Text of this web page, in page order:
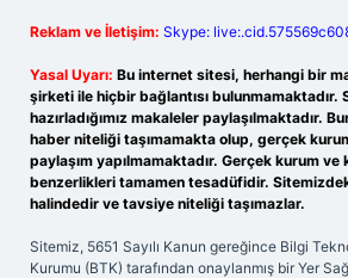
Reklam ve İletişim: Skype:
Yasal Uyarı: Bu internet sitesi, herhangi bir
şirketi ile hiçbir bağlantısı bulunmamaktadır.
hazırladığımız makaleler paylaşılmaktadır.
haber niteliği taşımamakta olup, gerçek
paylaşım yapılmamaktadır. Gerçek kurum ve
benzerlikleri tamamen tesadüfidir.
halindedir ve tavsiye niteliği taşımazlar.
Sitemiz, 5651 Sayılı Kanun gereğince Bilgi
Kurumu (BTK) tarafından onaylanmış bir Yer